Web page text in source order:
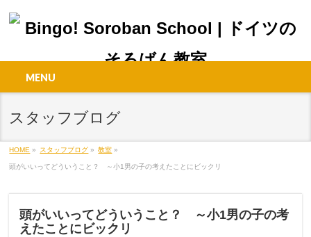
MENU
スタッフブログ
HOME » スタッフブログ » 教室 »
頭がいいってどういうこと？ ～小1男の子の考えたことにビックリ
頭がいいってどういうこと？ ～小1男の子の考
えたことにビックリ